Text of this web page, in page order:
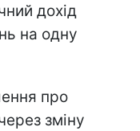
дохід
на одну
про
зміну